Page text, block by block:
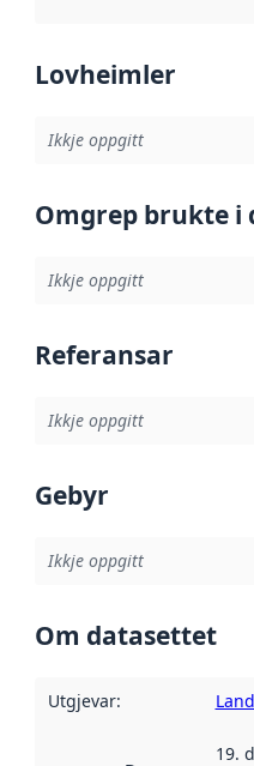
Lovheimler
Ikkje oppgitt
Omgrep brukte i
Ikkje oppgitt
Referansar
Ikkje oppgitt
Gebyr
Ikkje oppgitt
Om datasettet
Utgjevar:
19.